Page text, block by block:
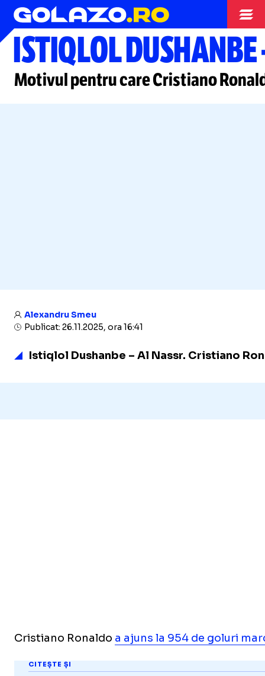
Campionate
ISTIQLOL DUSHANBE
Motivul pentru care Cristiano
Alexandru Smeu
Publicat: 26.11.2025, ora 16:41
Istiqlol Dushanbe – Al Nassr. Cristiano
Cristiano Ronaldo a ajuns la 954 de goluri
CITEȘTE ȘI